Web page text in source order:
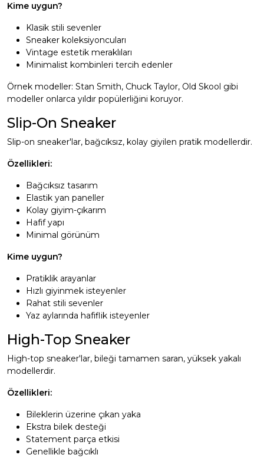
Kime uygun?
Klasik stili sevenler
Sneaker koleksiyoncuları
Vintage estetik meraklıları
Minimalist kombinleri tercih edenler
Örnek modeller: Stan Smith, Chuck Taylor, Old Skool gibi
modeller onlarca yıldır popülerliğini koruyor.
Slip-On Sneaker
Slip-on sneaker'lar, bağcıksız, kolay giyilen pratik modellerdir.
Özellikleri:
Bağcıksız tasarım
Elastik yan paneller
Kolay giyim-çıkarım
Hafif yapı
Minimal görünüm
Kime uygun?
Pratiklik arayanlar
Hızlı giyinmek isteyenler
Rahat stili sevenler
Yaz aylarında hafiflik isteyenler
High-Top Sneaker
High-top sneaker'lar, bileği tamamen saran, yüksek yakalı
modellerdir.
Özellikleri:
Bileklerin üzerine çıkan yaka
Ekstra bilek desteği
Statement parça etkisi
Genellikle bağcıklı